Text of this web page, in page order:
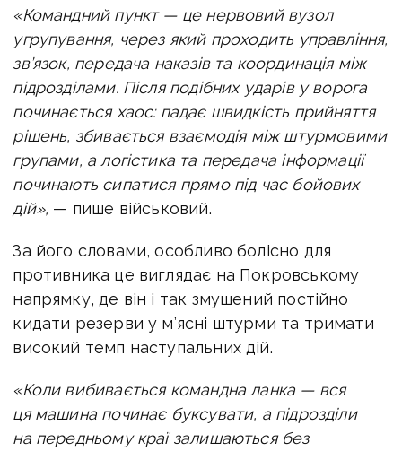
«Командний пункт — це нервовий вузол
угрупування, через який проходить управління,
зв’язок, передача наказів та координація між
підрозділами. Після подібних ударів у ворога
починається хаос: падає швидкість прийняття
рішень, збивається взаємодія між штурмовими
групами, а логістика та передача інформації
починають сипатися прямо під час бойових
дій», — пише військовий.
За його словами, особливо болісно для
противника це виглядає на Покровському
напрямку, де він і так змушений постійно
кидати резерви у м’ясні штурми та тримати
високий темп наступальних дій.
«Коли вибивається командна ланка — вся
ця машина починає буксувати, а підрозділи
на передньому краї залишаються без